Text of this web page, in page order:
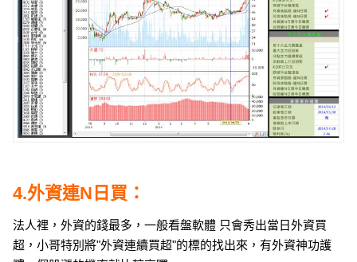
4.外資連N日買：
法人裡，外資的錢最多，一般看盤軟體 只會秀出當日外資買
超，小哥特別將"外資連續買超"的標的找出來，有外資神功護